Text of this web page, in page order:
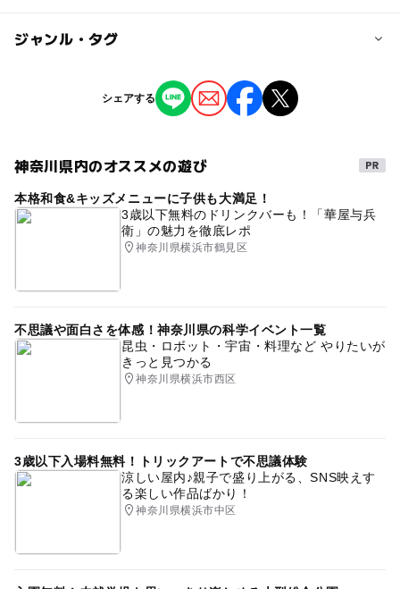
子供の料金
ジャンル・タグ
タグ
恐竜 恐竜写真 恐竜射的
シェアする
神奈川県内のオススメの遊び
本格和食&キッズメニューに子供も大満足！
3歳以下無料のドリンクバーも！「華屋与兵
衛」の魅力を徹底レポ
神奈川県横浜市鶴見区
不思議や面白さを体感！神奈川県の科学イベント一覧
昆虫・ロボット・宇宙・料理など やりたいが
きっと見つかる
神奈川県横浜市西区
3歳以下入場料無料！トリックアートで不思議体験
涼しい屋内♪親子で盛り上がる、SNS映えす
る楽しい作品ばかり！
神奈川県横浜市中区